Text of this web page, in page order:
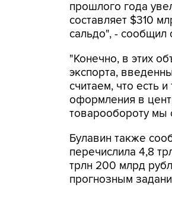
прошлого года
составляет $310
сальдо", - сообщил
"Конечно, в этих
экспорта,
считаем, что есть
оформления в
товарообороту мы
Булавин также
перечислила 4,8
трлн 200 млрд
прогнозным